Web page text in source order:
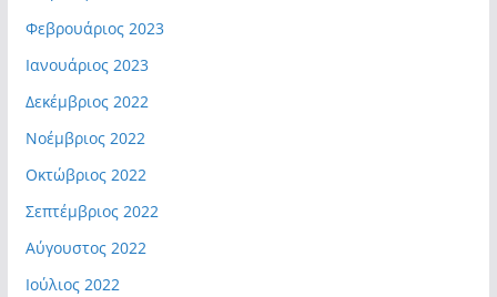
Φεβρουάριος 2023
Ιανουάριος 2023
Δεκέμβριος 2022
Νοέμβριος 2022
Οκτώβριος 2022
Σεπτέμβριος 2022
Αύγουστος 2022
Ιούλιος 2022